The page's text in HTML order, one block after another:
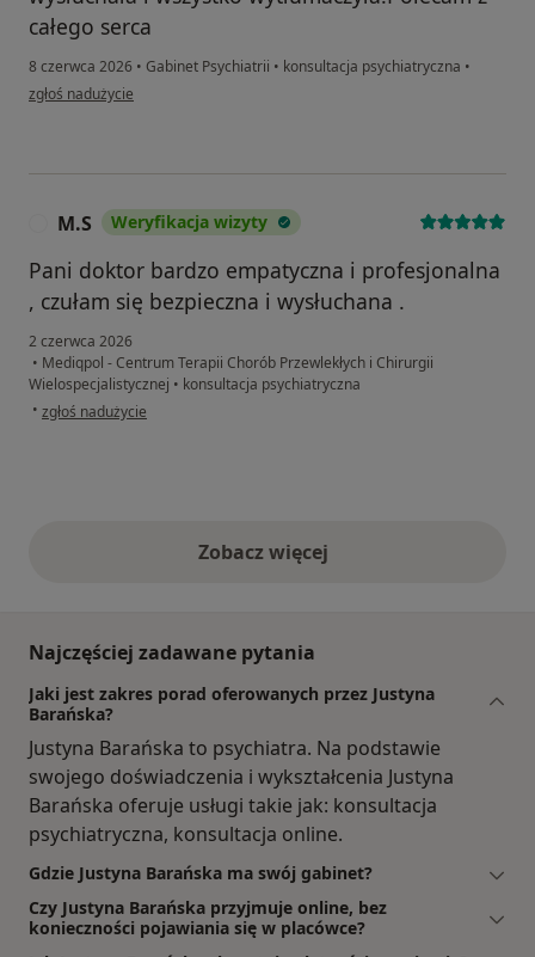
całego serca
8 czerwca 2026 • Gabinet Psychiatrii • konsultacja psychiatryczna •
w opinii użytkownika Katarzyna
zgłoś nadużycie
M.S Weryfikacja wizyty
Pani doktor bardzo empatyczna i profesjonalna
, czułam się bezpieczna i wysłuchana .
2 czerwca 2026
• Mediqpol - Centrum Terapii Chorób Przewlekłych i Chirurgii
Wielospecjalistycznej • konsultacja psychiatryczna
• w opinii użytkownika M.S
zgłoś nadużycie
Zobacz więcejopinie powyżej
Najczęściej zadawane pytania
Jaki jest zakres porad oferowanych przez Justyna
Barańska?
Justyna Barańska to psychiatra. Na podstawie
swojego doświadczenia i wykształcenia Justyna
Barańska oferuje usługi takie jak: konsultacja
psychiatryczna, konsultacja online.
Gdzie Justyna Barańska ma swój gabinet?
Czy Justyna Barańska przyjmuje online, bez
konieczności pojawiania się w placówce?